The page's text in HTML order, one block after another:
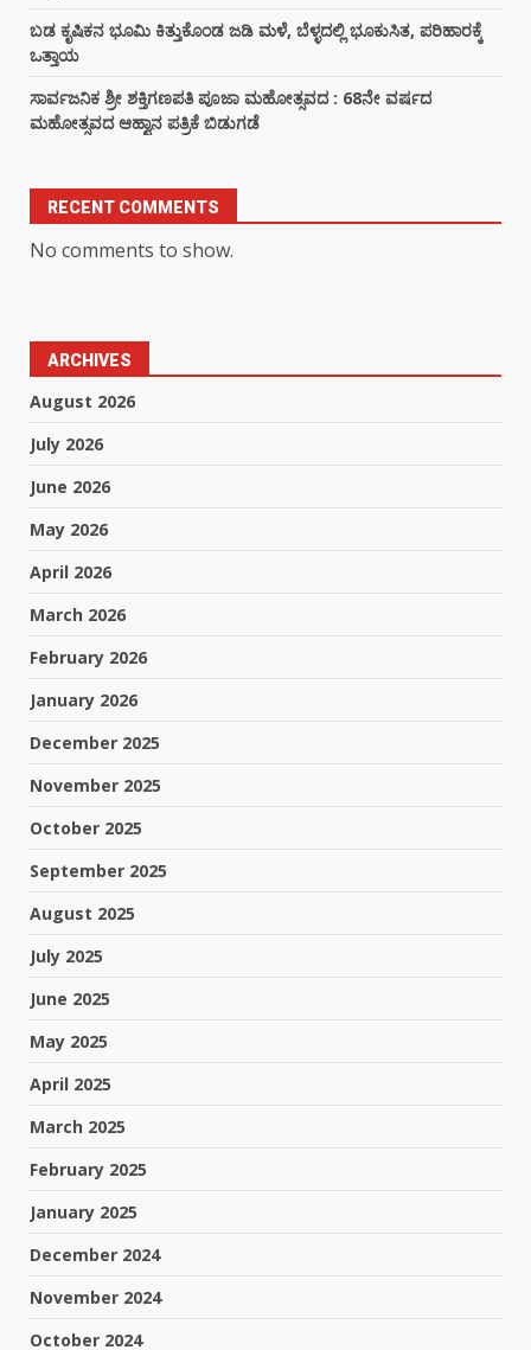
ಬಡ ಕೃಷಿಕನ ಭೂಮಿ ಕಿತ್ತುಕೊಂಡ ಜಡಿ ಮಳೆ, ಬೆಳ್ಳದಲ್ಲಿ ಭೂಕುಸಿತ, ಪರಿಹಾರಕ್ಕೆ
ಒತ್ತಾಯ
ಸಾರ್ವಜನಿಕ ಶ್ರೀ ಶಕ್ತಿಗಣಪತಿ ಪೂಜಾ ಮಹೋತ್ಸವದ : 68ನೇ ವರ್ಷದ
ಮಹೋತ್ಸವದ ಆಹ್ವಾನ ಪತ್ರಿಕೆ ಬಿಡುಗಡೆ
RECENT COMMENTS
No comments to show.
ARCHIVES
August 2026
July 2026
June 2026
May 2026
April 2026
March 2026
February 2026
January 2026
December 2025
November 2025
October 2025
September 2025
August 2025
July 2025
June 2025
May 2025
April 2025
March 2025
February 2025
January 2025
December 2024
November 2024
October 2024